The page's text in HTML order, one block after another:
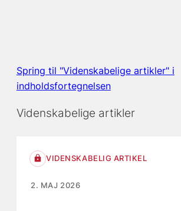
Spring til "Videnskabelige artikler" i
indholdsfortegnelsen
Videnskabelige artikler
VIDENSKABELIG ARTIKEL
2. MAJ 2026